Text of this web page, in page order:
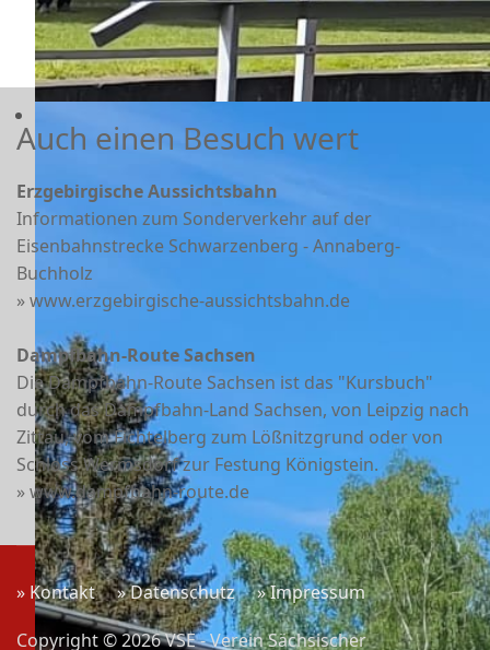
Auch einen Besuch wert
Erzgebirgische Aussichtsbahn
Informationen zum Sonderverkehr auf der
Eisenbahnstrecke Schwarzenberg - Annaberg-
Buchholz
» www.erzgebirgische-aussichtsbahn.de
Dampfbahn-Route Sachsen
Die Dampfbahn-Route Sachsen ist das "Kursbuch"
durch das Dampfbahn-Land Sachsen, von Leipzig nach
Zittau, vom Fichtelberg zum Lößnitzgrund oder von
Schloss Wermsdorf zur Festung Königstein.
» www.dampfbahn-route.de
» Kontakt » Datenschutz
» Impressum
Copyright © 2026 VSE - Verein Sächsischer